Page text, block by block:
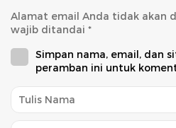
Alamat email Anda tidak akan
wajib ditandai *
Simpan nama, email, dan
peramban ini untuk